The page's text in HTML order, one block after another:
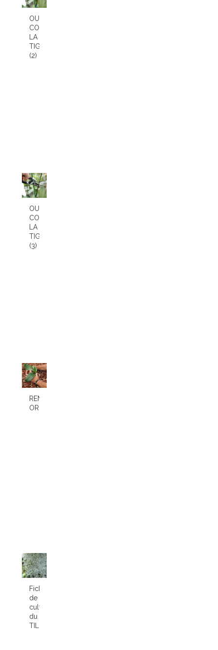
OU
COUPER
LA
TIGE
(2)
OU
COUPER
LA
TIGE
(3)
REMPOTAGE
ORCHIDEE
Fiche
de
culture
du
TILLANDSIA...